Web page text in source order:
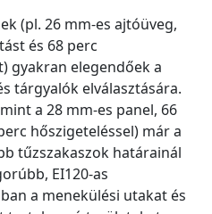
(pl. 26 mm-es ajtóüveg,
és 68 perc
gyakran elegendőek a
tárgyalók elválasztására.
a 28 mm-es panel, 66
hőszigeteléssel) már a
tűzszakaszok határainál
EI120-as
a menekülési utakat és